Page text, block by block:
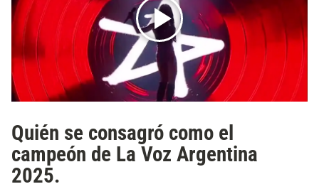
Quién se consagró como el
campeón de La Voz Argentina
2025.